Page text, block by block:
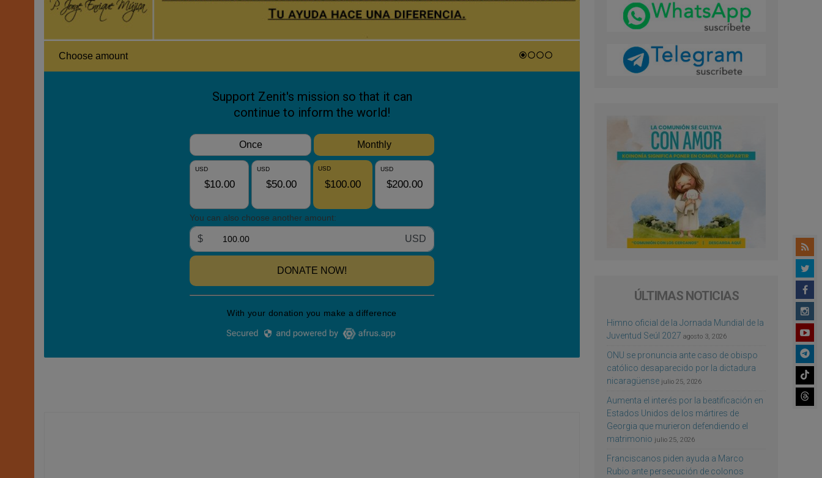
ÚLTIMAS NOTICIAS
Himno oficial de la Jornada Mundial de la
Juventud Seúl 2027 agosto 3, 2026
ONU se pronuncia ante caso de obispo
católico desaparecido por la dictadura
nicaragüense julio 25, 2026
Aumenta el interés por la beatificación en
Estados Unidos de los mártires de
Georgia que murieron defendiendo el
matrimonio julio 25, 2026
Franciscanos piden ayuda a Marco
Rubio ante persecución de colonos